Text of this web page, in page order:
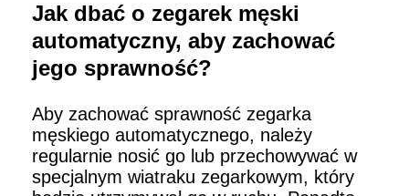
Jak dbać o zegarek męski
automatyczny, aby zachować
jego sprawność?
Aby zachować sprawność zegarka
męskiego automatycznego, należy
regularnie nosić go lub przechowywać w
specjalnym wiatraku zegarkowym, który